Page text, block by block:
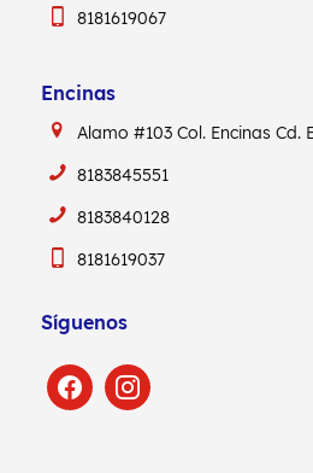
8181619067
Encinas
Alamo #103Col. EncinasCd.
8183845551
8183840128
8181619037
Síguenos